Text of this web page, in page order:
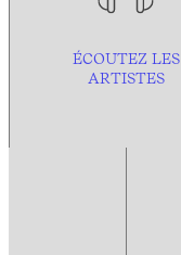
ÉCOUTEZ LES
ARTISTES